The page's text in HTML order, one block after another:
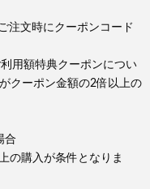
注文時にクーポンコード
用額特典クーポンについ
クーポン金額の2倍以上の
合
の購入が条件となりま